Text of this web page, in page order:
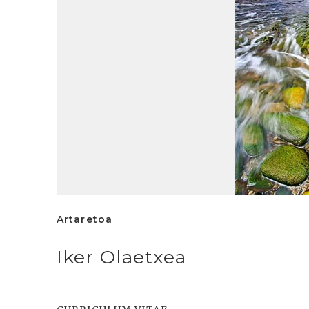
Artaretoa
Iker Olaetxea